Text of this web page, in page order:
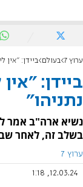
ערוץ 7 בעולם ביידן: "אין
ביידן:
נתניהו"
נשיא ארה"ב אמר
בשלב זה, לאחר
ערוץ 7
12.03.24, 1:18